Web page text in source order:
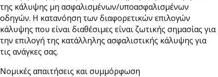
της κάλυψης μη ασφαλισμένων/υποασφαλισμένων
οδηγών. Η κατανόηση των διαφορετικών επιλογών
κάλυψης που είναι διαθέσιμες είναι ζωτικής σημασίας για
την επιλογή της κατάλληλης ασφαλιστικής κάλυψης για
τις ανάγκες σας.
Νομικές απαιτήσεις και συμμόρφωση